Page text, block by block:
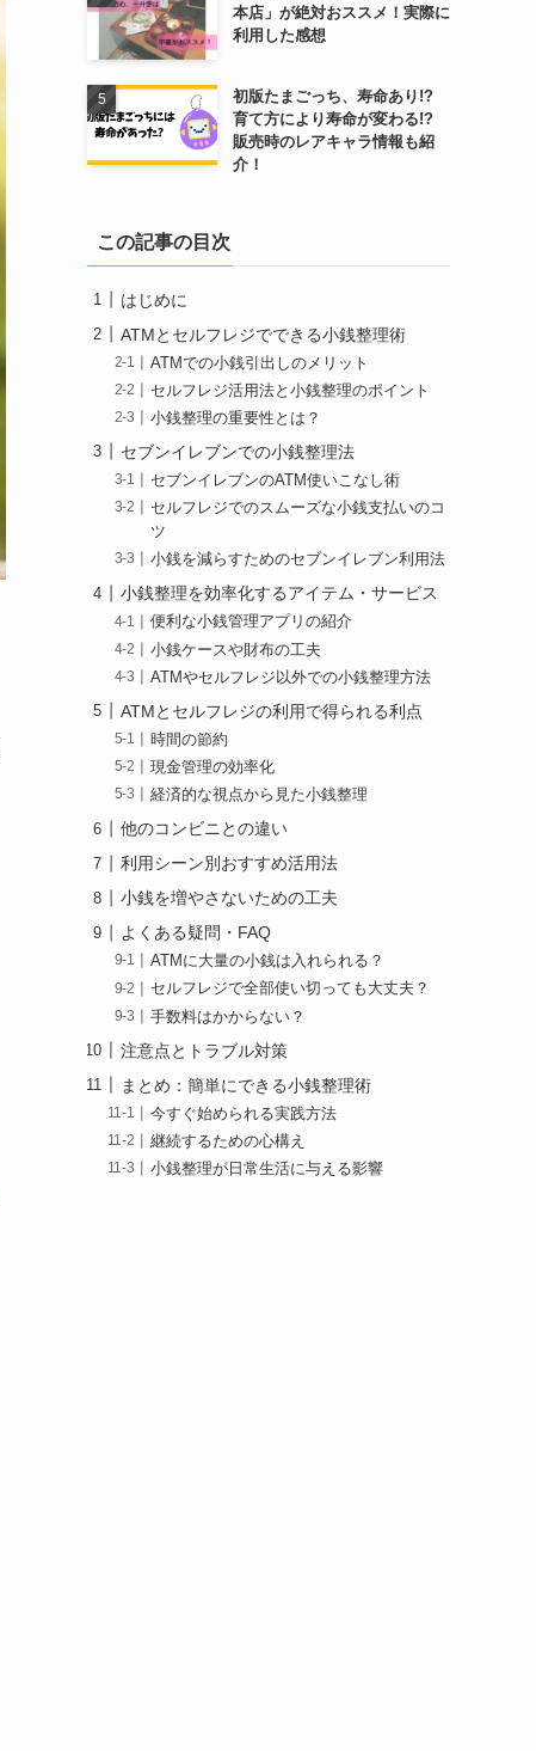
本店」が絶対おススメ！実際に
利用した感想
初版たまごっち、寿命あり!?
育て方により寿命が変わる!?
販売時のレアキャラ情報も紹
介！
この記事の目次
はじめに
ATMとセルフレジでできる小銭整理術
ATMでの小銭引出しのメリット
セルフレジ活用法と小銭整理のポイント
小銭整理の重要性とは？
セブンイレブンでの小銭整理法
セブンイレブンのATM使いこなし術
セルフレジでのスムーズな小銭支払いのコ
ツ
小銭を減らすためのセブンイレブン利用法
小銭整理を効率化するアイテム・サービス
便利な小銭管理アプリの紹介
小銭ケースや財布の工夫
ATMやセルフレジ以外での小銭整理方法
ATMとセルフレジの利用で得られる利点
時間の節約
現金管理の効率化
経済的な視点から見た小銭整理
他のコンビニとの違い
利用シーン別おすすめ活用法
小銭を増やさないための工夫
よくある疑問・FAQ
ATMに大量の小銭は入れられる？
セルフレジで全部使い切っても大丈夫？
手数料はかからない？
注意点とトラブル対策
まとめ：簡単にできる小銭整理術
今すぐ始められる実践方法
継続するための心構え
小銭整理が日常生活に与える影響